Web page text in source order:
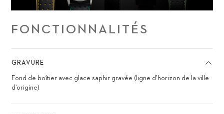
FONCTIONNALITÉS
GRAVURE
Fond de boîtier avec glace saphir gravée (ligne d’horizon de la ville
d’origine)